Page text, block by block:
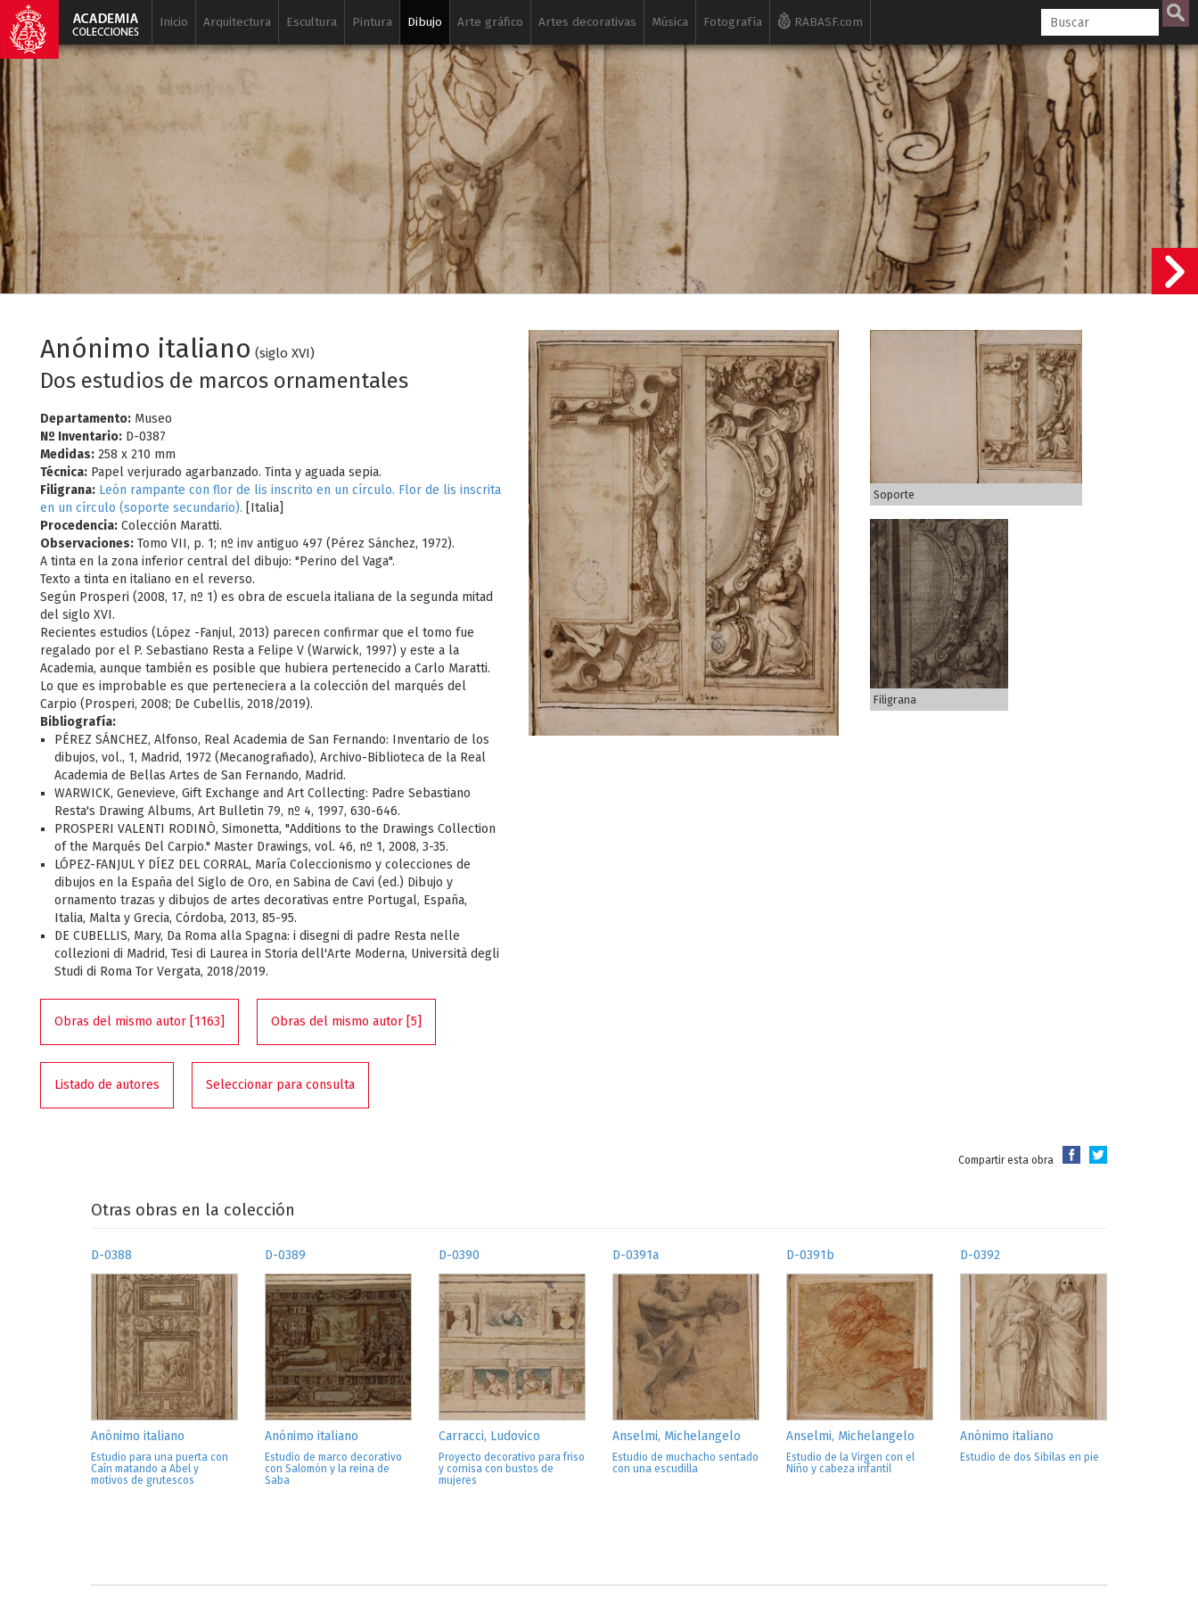
Inicio Arquitectura Escultura Pintura Dibujo Arte gráfico Artes decorativas Música Fotografía RABASF.com
Anónimo italiano (siglo XVI)
Dos estudios de marcos ornamentales
Departamento: Museo
Nº Inventario: D-0387
Medidas: 258 x 210 mm
Técnica: Papel verjurado agarbanzado. Tinta y aguada sepia.
Filigrana: León rampante con flor de lis inscrito en un círculo. Flor de lis inscrita
en un círculo (soporte secundario). [Italia]
Procedencia: Colección Maratti.
Observaciones: Tomo VII, p. 1; nº inv antiguo 497 (Pérez Sánchez, 1972).
A tinta en la zona inferior central del dibujo: "Perino del Vaga".
Texto a tinta en italiano en el reverso.
Según Prosperi (2008, 17, nº 1) es obra de escuela italiana de la segunda mitad
del siglo XVI.
Recientes estudios (López -Fanjul, 2013) parecen confirmar que el tomo fue
regalado por el P. Sebastiano Resta a Felipe V (Warwick, 1997) y este a la
Academia, aunque también es posible que hubiera pertenecido a Carlo Maratti.
Lo que es improbable es que perteneciera a la colección del marqués del
Carpio (Prosperi, 2008; De Cubellis, 2018/2019).
Bibliografía:
PÉREZ SÁNCHEZ, Alfonso, Real Academia de San Fernando: Inventario de los
dibujos, vol., 1, Madrid, 1972 (Mecanografiado), Archivo-Biblioteca de la Real
Academia de Bellas Artes de San Fernando, Madrid.
WARWICK, Genevieve, Gift Exchange and Art Collecting: Padre Sebastiano
Resta's Drawing Albums, Art Bulletin 79, nº 4, 1997, 630-646.
PROSPERI VALENTI RODINÒ, Simonetta, "Additions to the Drawings Collection
of the Marqués Del Carpio." Master Drawings, vol. 46, nº 1, 2008, 3-35.
LÓPEZ-FANJUL Y DÍEZ DEL CORRAL, María Coleccionismo y colecciones de
dibujos en la España del Siglo de Oro, en Sabina de Cavi (ed.) Dibujo y
ornamento trazas y dibujos de artes decorativas entre Portugal, España,
Italia, Malta y Grecia, Córdoba, 2013, 85-95.
DE CUBELLIS, Mary, Da Roma alla Spagna: i disegni di padre Resta nelle
collezioni di Madrid, Tesi di Laurea in Storia dell'Arte Moderna, Università degli
Studi di Roma Tor Vergata, 2018/2019.
Obras del mismo autor [1163] Obras del mismo autor [5]
Listado de autores Seleccionar para consulta
Soporte
Filigrana
Compartir esta obra
Otras obras en la colección
D-0388
Anónimo italiano
Estudio para una puerta con
Caín matando a Abel y
motivos de grutescos
D-0389
Anónimo italiano
Estudio de marco decorativo
con Salomón y la reina de
Saba
D-0390
Carracci, Ludovico
Proyecto decorativo para friso
y cornisa con bustos de
mujeres
D-0391a
Anselmi, Michelangelo
Estudio de muchacho sentado
con una escudilla
D-0391b
Anselmi, Michelangelo
Estudio de la Virgen con el
Niño y cabeza infantil
D-0392
Anónimo italiano
Estudio de dos Sibilas en pie